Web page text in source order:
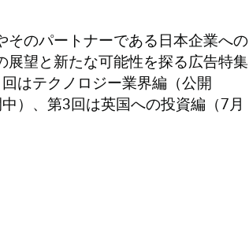
のパートナーである日本企業への
望と新たな可能性を探る広告特集
はテクノロジー業界編（公開
）、第3回は英国への投資編（7月